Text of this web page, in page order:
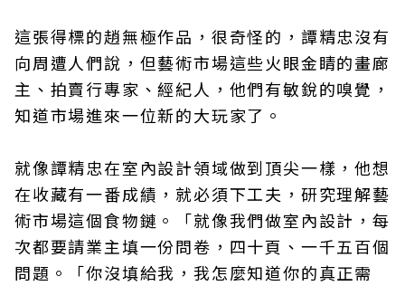
這張得標的趙無極作品，很奇怪的，譚精忠沒有
向周遭人們說，但藝術市場這些火眼金睛的畫廊
主、拍賣行專家、經紀人，他們有敏銳的嗅覺，
知道市場進來一位新的大玩家了。
就像譚精忠在室內設計領域做到頂尖一樣，他想
在收藏有一番成績，就必須下工夫，研究理解藝
術市場這個食物鏈。「就像我們做室內設計，每
次都要請業主填一份問卷，四十頁、一千五百個
問題。「你沒填給我，我怎麼知道你的真正需